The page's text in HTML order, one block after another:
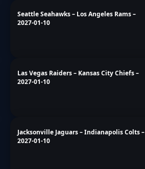
Seattle Seahawks – Los Angeles Rams –
2027-01-10
Las Vegas Raiders – Kansas City Chiefs –
2027-01-10
Jacksonville Jaguars – Indianapolis Colts –
2027-01-10